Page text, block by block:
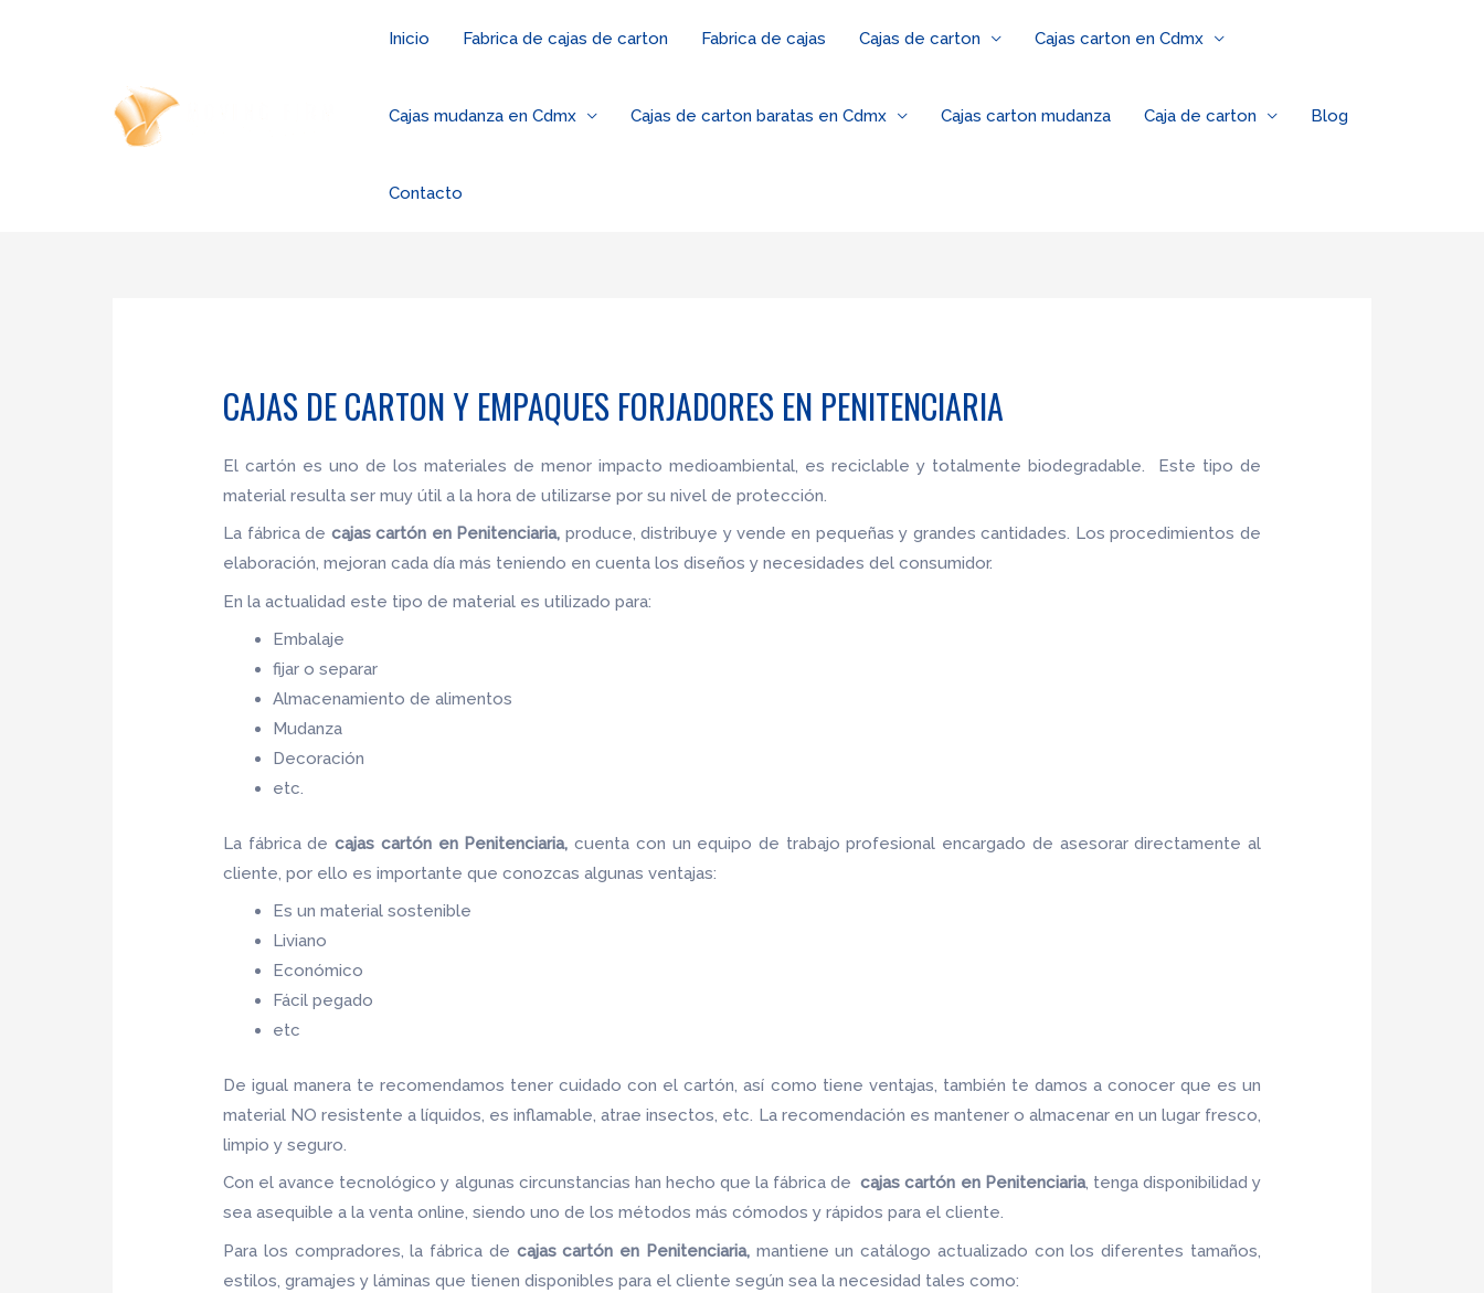
Inicio Fabrica de cajas de carton Fabrica de cajas Cajas de carton Cajas carton en Cdmx
Cajas mudanza en Cdmx Cajas de carton baratas en Cdmx Cajas carton mudanza Caja de carton Blog
Contacto
CAJAS DE CARTON Y EMPAQUES FORJADORES EN PENITENCIARIA
El cartón es uno de los materiales de menor impacto medioambiental, es reciclable y totalmente biodegradable. Este tipo de
material resulta ser muy útil a la hora de utilizarse por su nivel de protección.
La fábrica de cajas cartón en Penitenciaria, produce, distribuye y vende en pequeñas y grandes cantidades. Los procedimientos de
elaboración, mejoran cada día más teniendo en cuenta los diseños y necesidades del consumidor.
En la actualidad este tipo de material es utilizado para:
Embalaje
fijar o separar
Almacenamiento de alimentos
Mudanza
Decoración
etc.
La fábrica decajas cartón en Penitenciaria,cuenta con un equipo de trabajo profesional encargado de asesorar directamente al
cliente, por ello es importante que conozcas algunas ventajas:
Es un material sostenible
Liviano
Económico
Fácil pegado
etc
De igual manera te recomendamos tener cuidado con el cartón, así como tiene ventajas, también te damos a conocer que es un
material NO resistente a líquidos, es inflamable, atrae insectos, etc. La recomendación es mantener o almacenar en un lugar fresco,
limpio y seguro.
Con el avance tecnológico y algunas circunstancias han hecho que la fábrica decajas cartón en Penitenciaria, tenga disponibilidad y
sea asequible a la venta online, siendo uno de los métodos más cómodos y rápidos para el cliente.
Para los compradores, la fábrica de cajas cartón en Penitenciaria, mantiene un catálogo actualizado con los diferentes tamaños,
estilos, gramajes y láminas que tienen disponibles para el cliente según sea la necesidad tales como: